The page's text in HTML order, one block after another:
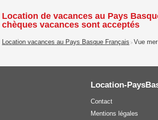
Location de vacances au Pays
chèques vacances sont acceptés
Location vacances au Pays Basque Français > Vue mer
Location-
Contact
Mentions légales